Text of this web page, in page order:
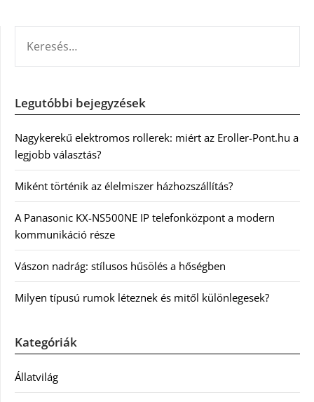
Legutóbbi bejegyzések
Nagykerekű elektromos rollerek: miért az Eroller-Pont.hu a
legjobb választás?
Miként történik az élelmiszer házhozszállítás?
A Panasonic KX-NS500NE IP telefonközpont a modern
kommunikáció része
Vászon nadrág: stílusos hűsölés a hőségben
Milyen típusú rumok léteznek és mitől különlegesek?
Kategóriák
Állatvilág